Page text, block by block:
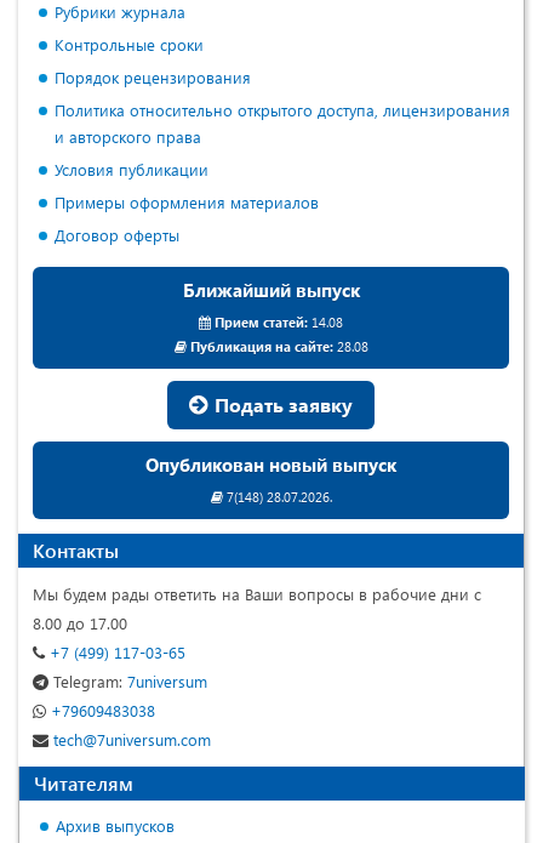
Рубрики журнала
Контрольные сроки
Порядок рецензирования
Политика относительно открытого доступа, лицензирования
и авторского права
Условия публикации
Примеры оформления материалов
Договор оферты
Ближайший выпуск
Прием статей: 14.08
Публикация на сайте:28.08
Подать заявку
Опубликован новый выпуск
7(148) 28.07.2026.
Контакты
Мы будем рады ответить на Ваши вопросы в рабочие дни с
8.00 до 17.00
+7 (499) 117-03-65
Telegram: 7universum
+79609483038
tech@7universum.com
Читателям
Архив выпусков